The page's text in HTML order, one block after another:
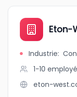
Eton-
Industrie:
1-10
eton-